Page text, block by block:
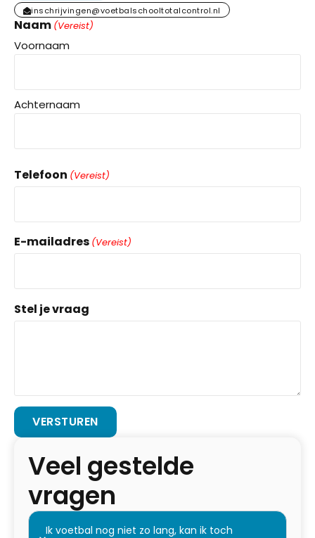
inschrijvingen@voetbalschooltotalcontrol.nl
Naam (Vereist)
Voornaam
Achternaam
Telefoon (Vereist)
E-mailadres (Vereist)
Stel je vraag
Veel gestelde
vragen
Ik voetbal nog niet zo lang, kan ik toch